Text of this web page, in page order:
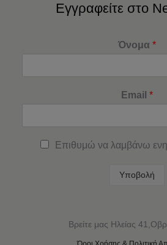
Εγγραφείτε στο
Όνομα *
Email *
Επιθυμώ να λαμβάνω
Υποβολή
Βρείτε μας Ηλείας